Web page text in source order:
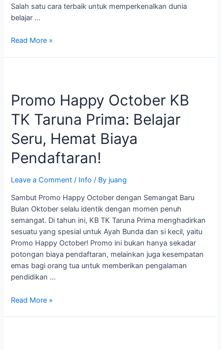
Salah satu cara terbaik untuk memperkenalkan dunia
belajar …
Read More »
Promo Happy October KB
TK Taruna Prima: Belajar
Seru, Hemat Biaya
Pendaftaran!
Leave a Comment / Info / By juang
Sambut Promo Happy October dengan Semangat Baru
Bulan Oktober selalu identik dengan momen penuh
semangat. Di tahun ini, KB TK Taruna Prima menghadirkan
sesuatu yang spesial untuk Ayah Bunda dan si kecil, yaitu
Promo Happy October! Promo ini bukan hanya sekadar
potongan biaya pendaftaran, melainkan juga kesempatan
emas bagi orang tua untuk memberikan pengalaman
pendidikan …
October
KB
Prima:
Belajar
Seru,
Hemat
Pendaftaran!
Read More »